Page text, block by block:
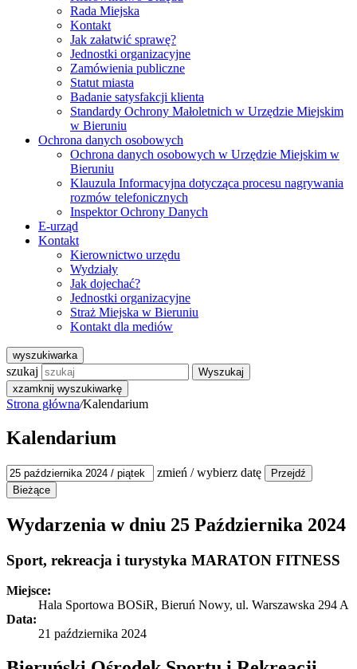
Rada Miejska
Kontakt
Jak załatwić sprawę?
Jednostki organizacyjne
Zamówienia publiczne
Statut miasta
Badanie satysfakcji klienta
Standardy Ochrony Małoletnich w Urzędzie Miejskim
w Bieruniu
Ochrona danych osobowych
Ochrona danych osobowych w Urzędzie Miejskim w
Bieruniu
Klauzula Informacyjna dotycząca procesu nagrywania
rozmów telefonicznych
Inspektor Ochrony Danych
E-urząd
Kontakt
Kierownictwo urzędu
Wydziały
Jak dojechać?
Jednostki organizacyjne
Straż Miejska w Bieruniu
Kontakt dla mediów
wyszukiwarka
szukaj
Wyszukaj
xzamknij wyszukiwarkę
Strona główna/Kalendarium
Kalendarium
zmień / wybierz datę
Wydarzenia w dniu 25 Października 2024
Sport, rekreacja i turystyka MARATON FITNESS
Miejsce:
Hala Sportowa BOSiR, Bieruń Nowy, ul. Warszawska 294 A
Data:
21 października 2024